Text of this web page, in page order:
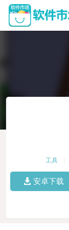
工具
安卓下载